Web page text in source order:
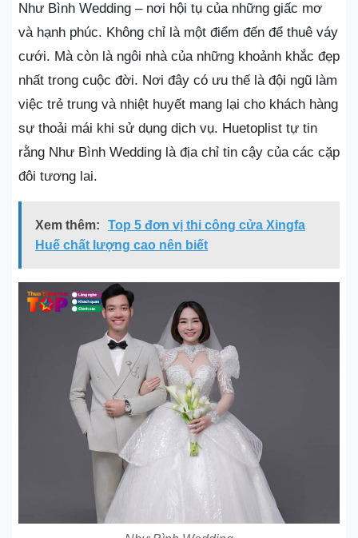
Như Bình Wedding – nơi hội tụ của những giấc mơ
và hạnh phúc. Không chỉ là một điểm đến để thuê váy
cưới. Mà còn là ngôi nhà của những khoảnh khắc đẹp
nhất trong cuộc đời. Nơi đây có ưu thế là đội ngũ làm
việc trẻ trung và nhiệt huyết mang lại cho khách hàng
sự thoải mái khi sử dụng dịch vụ. Huetoplist tự tin
rằng Như Bình Wedding là địa chỉ tin cậy của các cặp
đôi tương lai.
Xem thêm:
Top 5 đơn vị thi công cửa Xingfa
Huế chất lượng cao nên biết